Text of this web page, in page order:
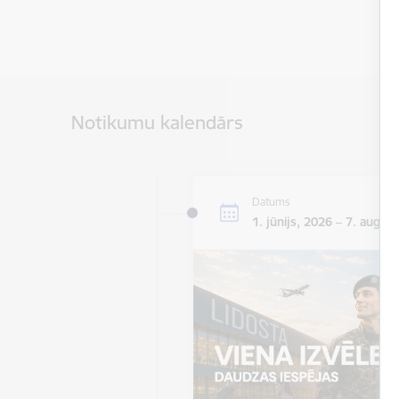
Notikumu kalendārs
Datums
1. jūnijs, 2026 – 7.